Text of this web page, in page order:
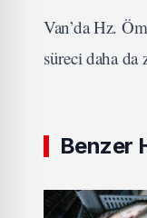
Van’da Hz.
süreci daha da
Benzer